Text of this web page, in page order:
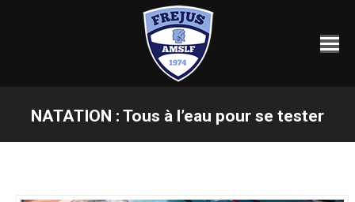
NATATION : Tous à l’eau pour se tester
Vous êtes ici :